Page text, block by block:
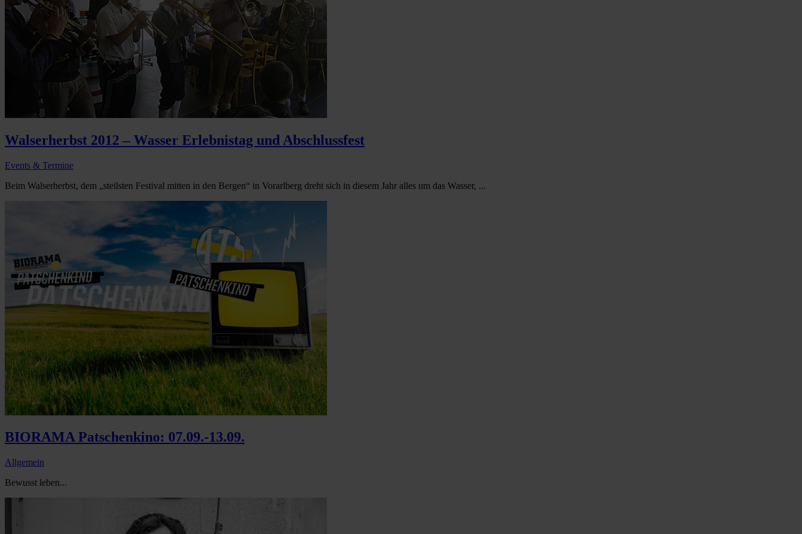
Walserherbst 2012 – Wasser Erlebnistag und Abschlussfest
Events & Termine
Beim Walserherbst, dem „steilsten Festival mitten in den Bergen“ in Vorarlberg dreht sich in diesem Jahr alles um das Wasser, ...
BIORAMA Patschenkino: 07.09.-13.09.
Allgemein
Bewusst leben...